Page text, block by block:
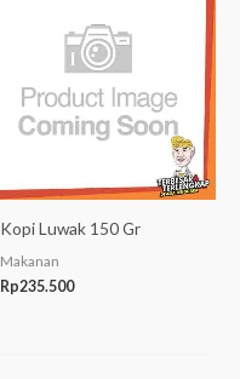
Kopi Luwak 150 Gr
Makanan
Rp235.500